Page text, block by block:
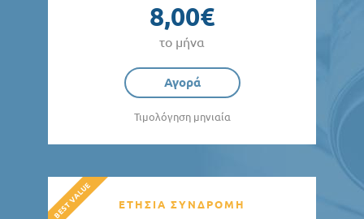
8,00€
το μήνα
Αγορά
Τιμολόγηση μηνιαία
ΕΤΗΣΙΑ ΣΥΝΔΡΟΜΗ